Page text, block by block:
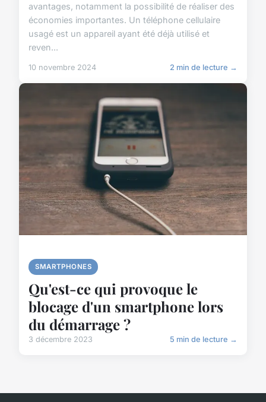
avantages, notamment la possibilité de réaliser des
économies importantes. Un téléphone cellulaire
usagé est un appareil ayant été déjà utilisé et
reven...
10 novembre 2024 2 min de lecture →
SMARTPHONES
Qu'est-ce qui provoque le
blocage d'un smartphone lors
du démarrage ?
3 décembre 2023 5 min de lecture →